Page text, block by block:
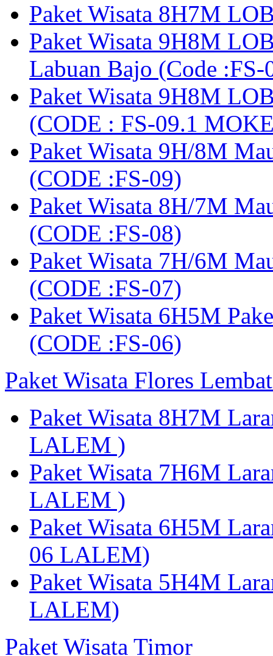
Paket Wisata 8H7M
Paket Wisata 9H8M
Labuan Bajo (Code
Paket Wisata 9H8M
(CODE : FS-09.1
Paket Wisata 9H/8M
(CODE :FS-09)
Paket Wisata 8H/7M
(CODE :FS-08)
Paket Wisata 7H/6M
(CODE :FS-07)
Paket Wisata 6H5M
(CODE :FS-06)
Paket Wisata Flores
Paket Wisata 8H7M
LALEM )
Paket Wisata 7H6M
LALEM )
Paket Wisata 6H5M
06 LALEM)
Paket Wisata 5H4M
LALEM)
Paket Wisata Timor